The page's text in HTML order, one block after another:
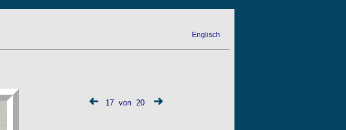
Englisch
17 von 20